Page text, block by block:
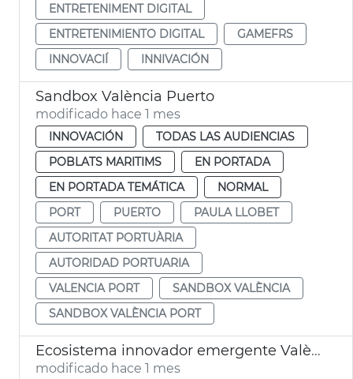
ENTRETENIMENT DIGITAL
ENTRETENIMIENTO DIGITAL
GAMEFRS
INNOVACIÍ
INNIVACIÓN
Sandbox València Puerto
modificado hace 1 mes
INNOVACIÓN
TODAS LAS AUDIENCIAS
POBLATS MARITIMS
EN PORTADA
EN PORTADA TEMÁTICA
NORMAL
PORT
PUERTO
PAULA LLOBET
AUTORITAT PORTUÀRIA
AUTORIDAD PORTUARIA
VALENCIA PORT
SANDBOX VALÈNCIA
SANDBOX VALÈNCIA PORT
Ecosistema innovador emergente València
modificado hace 1 mes